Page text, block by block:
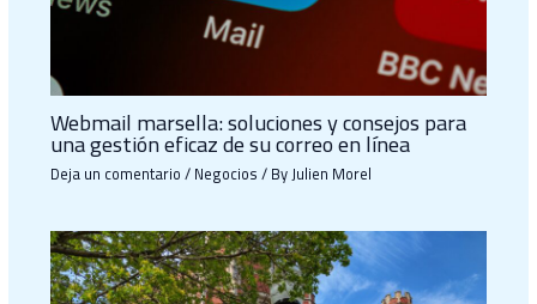
Webmail marsella: soluciones y consejos para
una gestión eficaz de su correo en línea
Deja un comentario/Negocios/ ByJulien Morel